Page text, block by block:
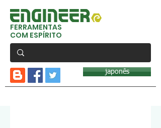
FERRAMENTAS
COM ESPÍRITO
japonês